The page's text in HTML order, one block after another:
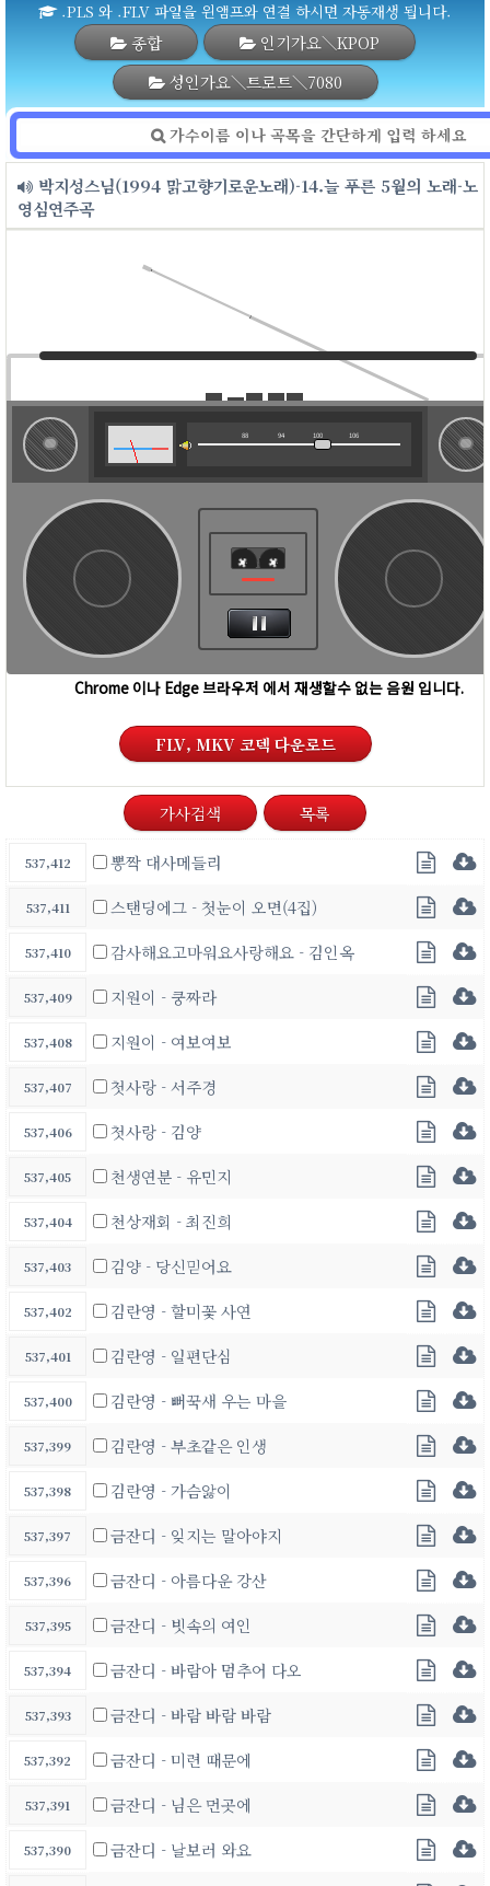
.PLS 와 .FLV 파일을 윈앰프와 연결 하시면 자동재생 됩니다.
종합
인기가요＼KPOP
성인가요＼트로트＼7080
박지성스님(1994 맑고향기로운노래)-14.늘 푸른 5월의 노래-노
영심연주곡
FLV, MKV 코덱 다운로드
가사검색 목록
537,412 뽕짝 대사메들리
537,411 스탠딩에그 - 첫눈이 오면(4집)
537,410 감사해요고마워요사랑해요 - 김인옥
537,409 지원이 - 쿵짜라
537,408 지원이 - 여보여보
537,407 첫사랑 - 서주경
537,406 첫사랑 - 김양
537,405 천생연분 - 유민지
537,404 천상재회 - 최진희
537,403 김양 - 당신믿어요
537,402 김란영 - 할미꽃 사연
537,401 김란영 - 일편단심
537,400 김란영 - 뻐꾹새 우는 마을
537,399 김란영 - 부초같은 인생
537,398 김란영 - 가슴앓이
537,397 금잔디 - 잊지는 말아야지
537,396 금잔디 - 아름다운 강산
537,395 금잔디 - 빗속의 여인
537,394 금잔디 - 바람아 멈추어 다오
537,393 금잔디 - 바람 바람 바람
537,392 금잔디 - 미련 때문에
537,391 금잔디 - 님은 먼곳에
537,390 금잔디 - 날보러 와요